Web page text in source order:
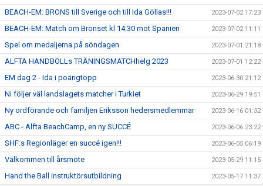
BEACH-EM: BRONS till Sverige och till Ida Göllas!!! 2023-07-02 17:23
BEACH-EM: Match om Bronset kl 14:30 mot Spanien 2023-07-02 11:11
Spel om medaljerna på söndagen 2023-07-01 21:18
ALFTA HANDBOLLs TRÄNINGSMATCHhelg 2023 2023-07-01 12:22
EM dag 2 - Ida i poängtopp 2023-06-30 21:12
Ni följer väl landslagets matcher i Turkiet 2023-06-29 19:51
Ny ordförande och familjen Eriksson hedersmedlemmar 2023-06-16 01:32
ABC - Alfta BeachCamp, en ny SUCCÉ 2023-06-06 23:22
SHF:s Regionläger en succé igen!!! 2023-06-05 06:19
Välkommen till årsmöte 2023-05-29 11:15
Hand the Ball instruktörsutbildning 2023-05-17 11:37